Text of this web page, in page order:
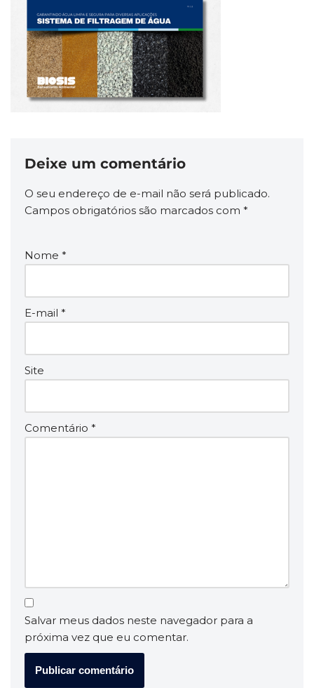
Deixe um comentário
O seu endereço de e-mail não será publicado.
Campos obrigatórios são marcados com *
Nome *
E-mail *
Site
Comentário *
Salvar meus dados neste navegador para a
próxima vez que eu comentar.